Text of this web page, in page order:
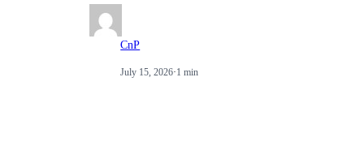
CnP
July 15, 2026·1 min